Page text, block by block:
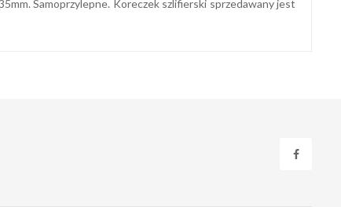
Samoprzylepne. Koreczek szlifierski sprzedawany jest